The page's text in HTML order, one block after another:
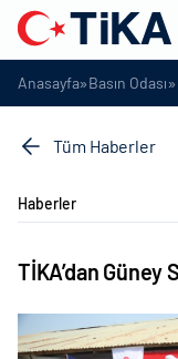
Anasayfa»Basın Odası»
Tüm Haberler
Haberler
TİKA’dan Güney